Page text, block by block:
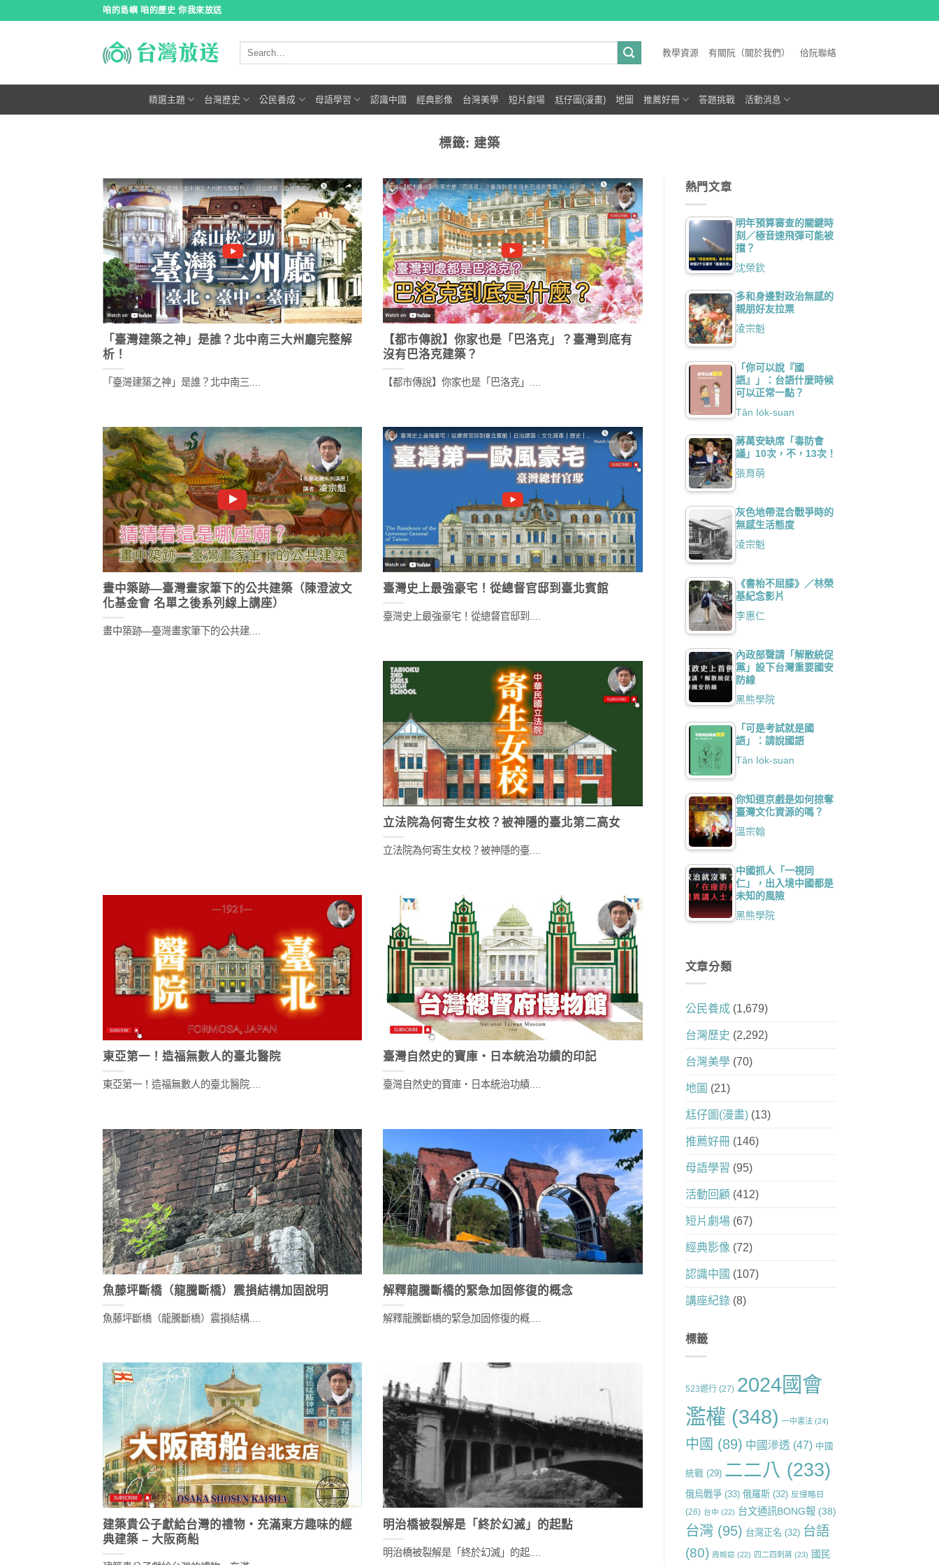
咱的島嶼 咱的歷史 你我來放送
教學資源 有關阮（關於我們） 佮阮聯絡
精選主題 台灣歷史 公民養成 母語學習 認識中國 經典影像 台灣美學 短片劇場 尪仔圖(漫畫) 地圖 推薦好冊 答題挑戰 活動消息
標籤: 建築
「臺灣建築之神」是誰？北中南三大州廳完整解
析！
「臺灣建築之神」是誰？北中南三....
【都市傳說】你家也是「巴洛克」？臺灣到底有
沒有巴洛克建築？
【都市傳說】你家也是「巴洛克」....
畫中築跡—臺灣畫家筆下的公共建築（陳澄波文
化基金會 名單之後系列線上講座）
畫中築跡—臺灣畫家筆下的公共建....
臺灣史上最強豪宅！從總督官邸到臺北賓館
臺灣史上最強豪宅！從總督官邸到....
立法院為何寄生女校？被神隱的臺北第二高女
立法院為何寄生女校？被神隱的臺....
東亞第一！造福無數人的臺北醫院
東亞第一！造福無數人的臺北醫院....
臺灣自然史的寶庫・日本統治功績的印記
臺灣自然史的寶庫・日本統治功績....
魚藤坪斷橋（龍騰斷橋）震損結構加固說明
魚藤坪斷橋（龍騰斷橋）震損結構....
解釋龍騰斷橋的緊急加固修復的概念
解釋龍騰斷橋的緊急加固修復的概....
建築貴公子獻給台灣的禮物・充滿東方趣味的經
典建築 – 大阪商船
明治橋被裂解是「終於幻滅」的起點
明治橋被裂解是「終於幻滅」的起....
熱門文章
明年預算審查的關鍵時
刻／極音速飛彈可能被
擋？
沈榮欽
多和身邊對政治無感的
親朋好友拉票
凌宗魁
「你可以說『國
語』」：台語什麼時候
可以正常一點？
Tân Io̍k-suan
蔣萬安缺席「毒防會
議」10次，不，13次！
張育萌
灰色地帶混合戰爭時的
無感生活態度
凌宗魁
《書枱不屈膝》／林榮
基紀念影片
李惠仁
內政部聲請「解散統促
黨」設下台灣重要國安
防線
黑熊學院
「可是考試就是國
語」：請說國語
Tân Io̍k-suan
你知道京戲是如何掠奪
臺灣文化資源的嗎？
溫宗翰
中國抓人「一視同
仁」，出入境中國都是
未知的風險
黑熊學院
文章分類
公民養成(1,679)
台灣歷史 (2,292)
台灣美學(70)
地圖 (21)
尪仔圖(漫畫)(13)
推薦好冊(146)
母語學習 (95)
活動回顧 (412)
短片劇場(67)
經典影像 (72)
認識中國 (107)
講座紀錄(8)
標籤
523遊行(27) 2024國會
濫權 (348) 一中憲法(24)
中國 (89) 中國滲透 (47) 中國
統戰(29) 二二八 (233)
俄烏戰爭(33) 俄羅斯(32) 反侵略日
(26) 台中 (22) 台文通訊BONG報(38)
台灣(95) 台灣正名 (32) 台語
(80) 周婉窈 (22) 四二四刺蔣(23) 國民